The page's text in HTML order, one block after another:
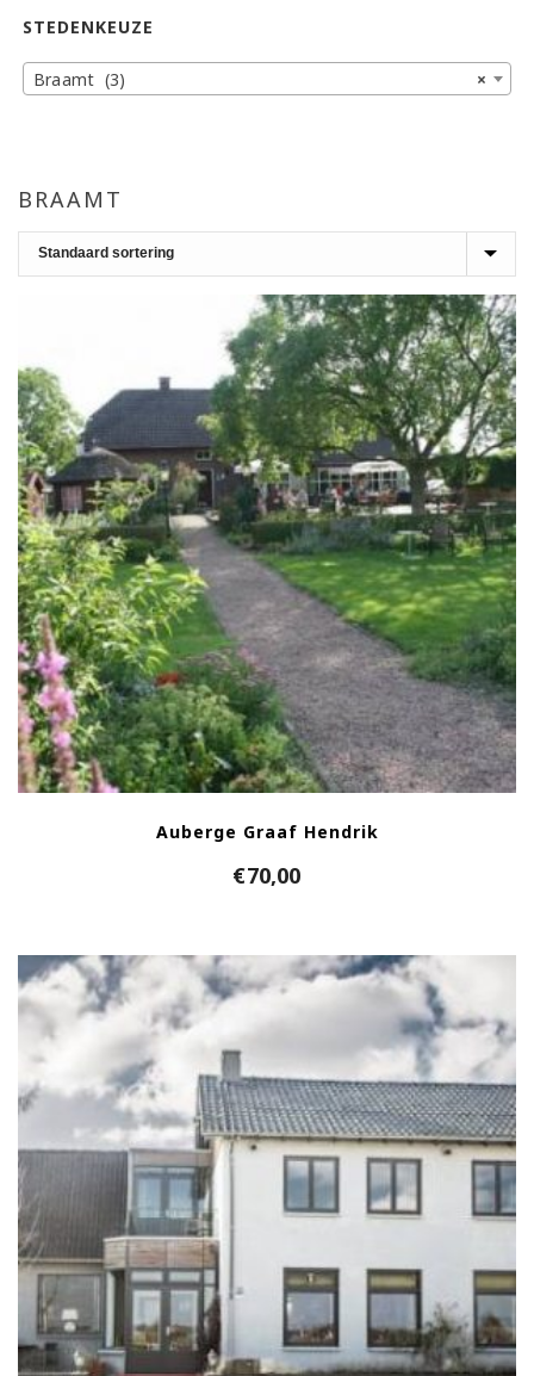
BRAAMT
Auberge Graaf Hendrik
€70,00
STEDENKEUZE
×
Braamt (3)